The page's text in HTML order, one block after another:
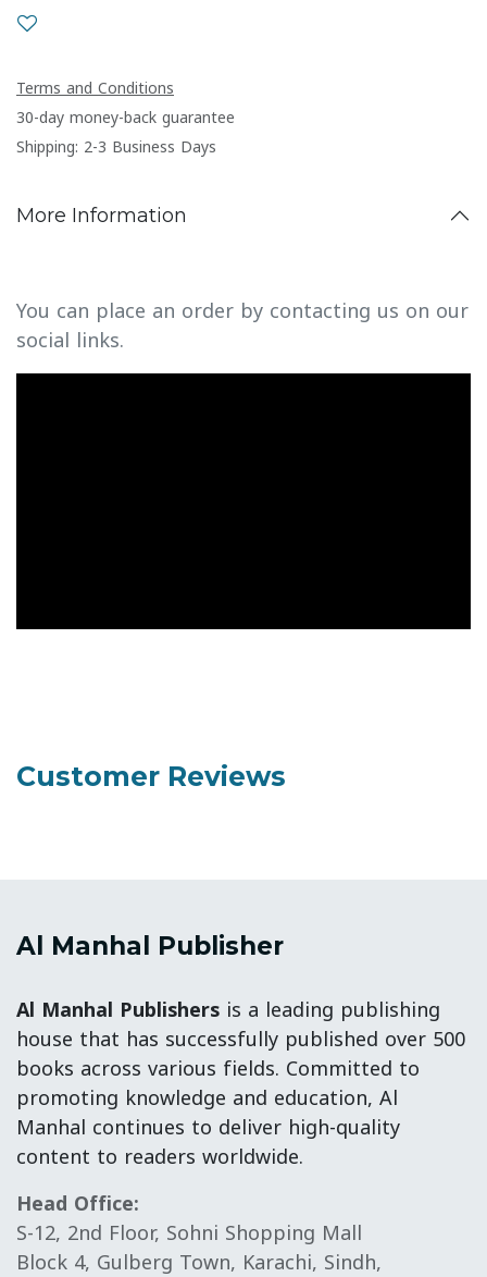
Terms and Conditions
30-day money-back guarantee
Shipping: 2-3 Business Days
More Information
You can place an order by contacting us on our
social links.
Customer Reviews
Al Manhal Publisher
Al Manhal Publishers is a leading publishing
house that has successfully published over 500
books across various fields. Committed to
promoting knowledge and education, Al
Manhal continues to deliver high-quality
content to readers worldwide.
Head Office:
S-12, 2nd Floor, Sohni Shopping Mall
Block 4, Gulberg Town, Karachi, Sindh,